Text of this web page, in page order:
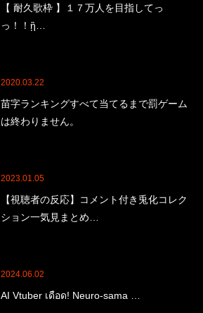
【 耐久歌枠 】１７万人を目指してっ
っ！！ᾒ…
2020.03.22
苗字ランキングすべて当てるまで罰ゲーム
は終わりません。
2023.01.05
【視聴者の反応】コメント付き兎化コレク
ション一気見まとめ…
2024.06.02
AI Vtuber เดือด! Neuro-sama …